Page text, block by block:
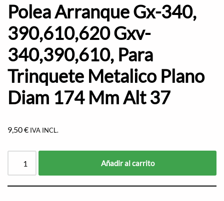
Polea Arranque Gx-340,
390,610,620 Gxv-
340,390,610, Para
Trinquete Metalico Plano
Diam 174 Mm Alt 37
9,50€ IVA INCL.
Añadir al carrito